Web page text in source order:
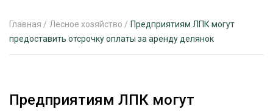
РЕКЛАМОДАТЕЛЯМ
Главная / Лесное хозяйство / Предприятиям ЛПК могут
предоставить отсрочку оплаты за аренду делянок
Предприятиям ЛПК могут